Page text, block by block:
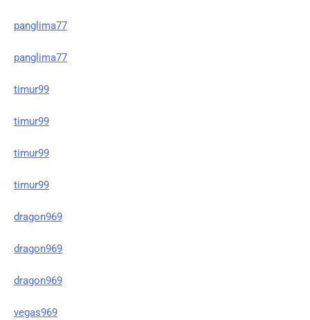
panglima77
panglima77
timur99
timur99
timur99
timur99
dragon969
dragon969
dragon969
vegas969